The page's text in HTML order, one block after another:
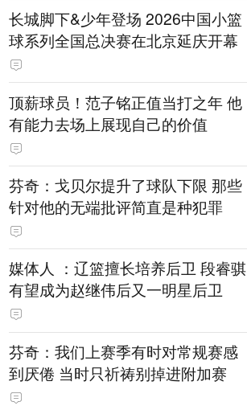
长城脚下&少年登场 2026中国小篮
球系列全国总决赛在北京延庆开幕
顶薪球员！范子铭正值当打之年 他
有能力去场上展现自己的价值
芬奇：戈贝尔提升了球队下限 那些
针对他的无端批评简直是种犯罪
媒体人 ：辽篮擅长培养后卫 段睿骐
有望成为赵继伟后又一明星后卫
芬奇：我们上赛季有时对常规赛感
到厌倦 当时只祈祷别掉进附加赛